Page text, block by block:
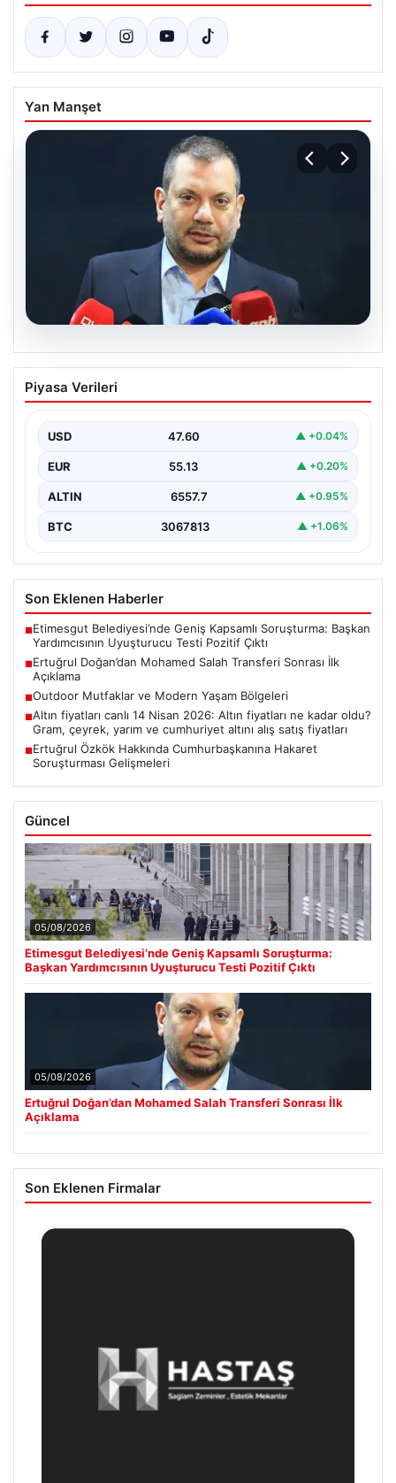
Yan Manşet
Ertuğrul Doğan’dan Mohamed Salah
Transferi Sonrası İlk Açıklama
Mısırlı futbolcu Mohamed Salah’ın transfer gelişmeleri
hakkında…
Piyasa Verileri
USD 47.60 ▲ +0.04%
EUR 55.13 ▲ +0.20%
ALTIN 6557.7 ▲ +0.95%
BTC 3067813 ▲ +1.06%
Son Eklenen Haberler
■Etimesgut Belediyesi’nde Geniş Kapsamlı Soruşturma: Başkan
Yardımcısının Uyuşturucu Testi Pozitif Çıktı
■Ertuğrul Doğan’dan Mohamed Salah Transferi Sonrası İlk
Açıklama
■Outdoor Mutfaklar ve Modern Yaşam Bölgeleri
■Altın fiyatları canlı 14 Nisan 2026: Altın fiyatları ne kadar oldu?
Gram, çeyrek, yarım ve cumhuriyet altını alış satış fiyatları
■Ertuğrul Özkök Hakkında Cumhurbaşkanına Hakaret
Soruşturması Gelişmeleri
Güncel
05/08/2026
Etimesgut Belediyesi’nde Geniş Kapsamlı Soruşturma:
Başkan Yardımcısının Uyuşturucu Testi Pozitif Çıktı
05/08/2026
Ertuğrul Doğan’dan Mohamed Salah Transferi Sonrası İlk
Açıklama
Son Eklenen Firmalar